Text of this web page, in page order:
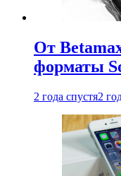
От
форматы
2 года спустя2